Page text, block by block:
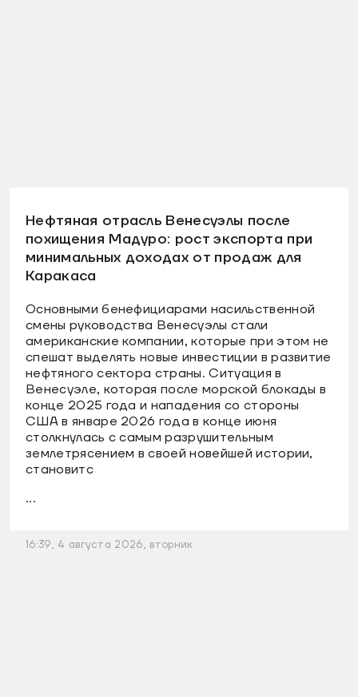
Нефтяная отрасль Венесуэлы после
похищения Мадуро: рост экспорта при
минимальных доходах от продаж для
Каракаса
Основными бенефициарами насильственной
смены руководства Венесуэлы стали
американские компании, которые при этом не
спешат выделять новые инвестиции в развитие
нефтяного сектора страны. Ситуация в
Венесуэле, которая после морской блокады в
конце 2025 года и нападения со стороны
США в январе 2026 года в конце июня
столкнулась с самым разрушительным
землетрясением в своей новейшей истории,
становитс
...
16:39, 4 августа 2026, вторник